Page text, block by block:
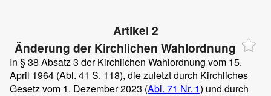
Artikel 2
Änderung der Kirchlichen Wahlordnung
In § 38 Absatz 3 der Kirchlichen Wahlordnung vom 15.
April 1964 (Abl. 41 S. 118), die zuletzt durch Kirchliches
Gesetz vom 1. Dezember 2023 (Abl. 71 Nr. 1) und durch